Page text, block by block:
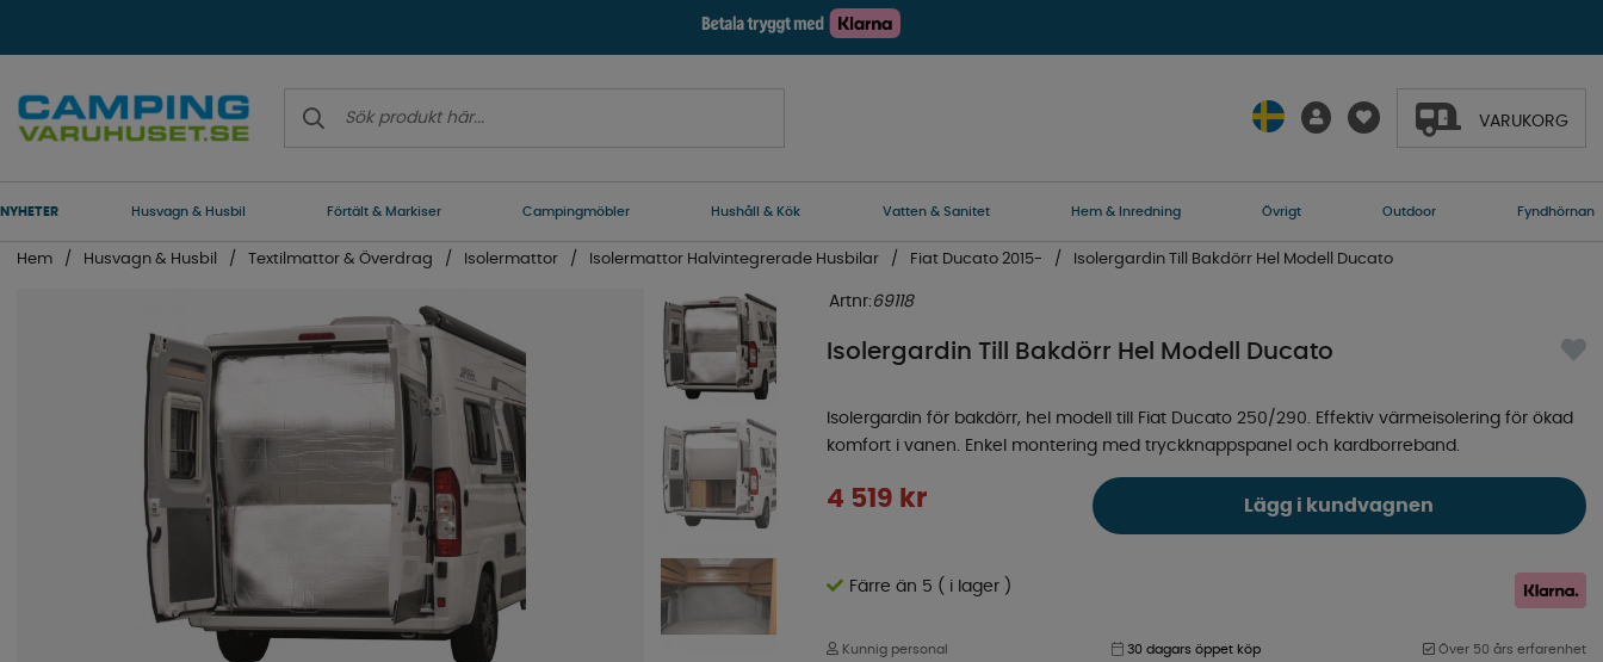
VARUKORG
NYHETER Husvagn & Husbil Förtält & Markiser Campingmöbler Hushåll & Kök Vatten & Sanitet Hem & Inredning Övrigt Outdoor Fyndhörnan
Hem Husvagn & Husbil Textilmattor & Överdrag Isolermattor Isolermattor Halvintegrerade Husbilar Fiat Ducato 2015- Isolergardin Till Bakdörr Hel Modell Ducato
Artnr: 69118
Isolergardin Till Bakdörr Hel Modell Ducato
Isolergardin för bakdörr, hel modell till Fiat Ducato 250/290. Effektiv värmeisolering för ökad
komfort i vanen. Enkel montering med tryckknappspanel och kardborreband.
4 519 kr Lägg i kundvagnen
Färre än 5 ( i lager )
Kunnig personal 30 dagars öppet köp Över 50 års erfarenhet